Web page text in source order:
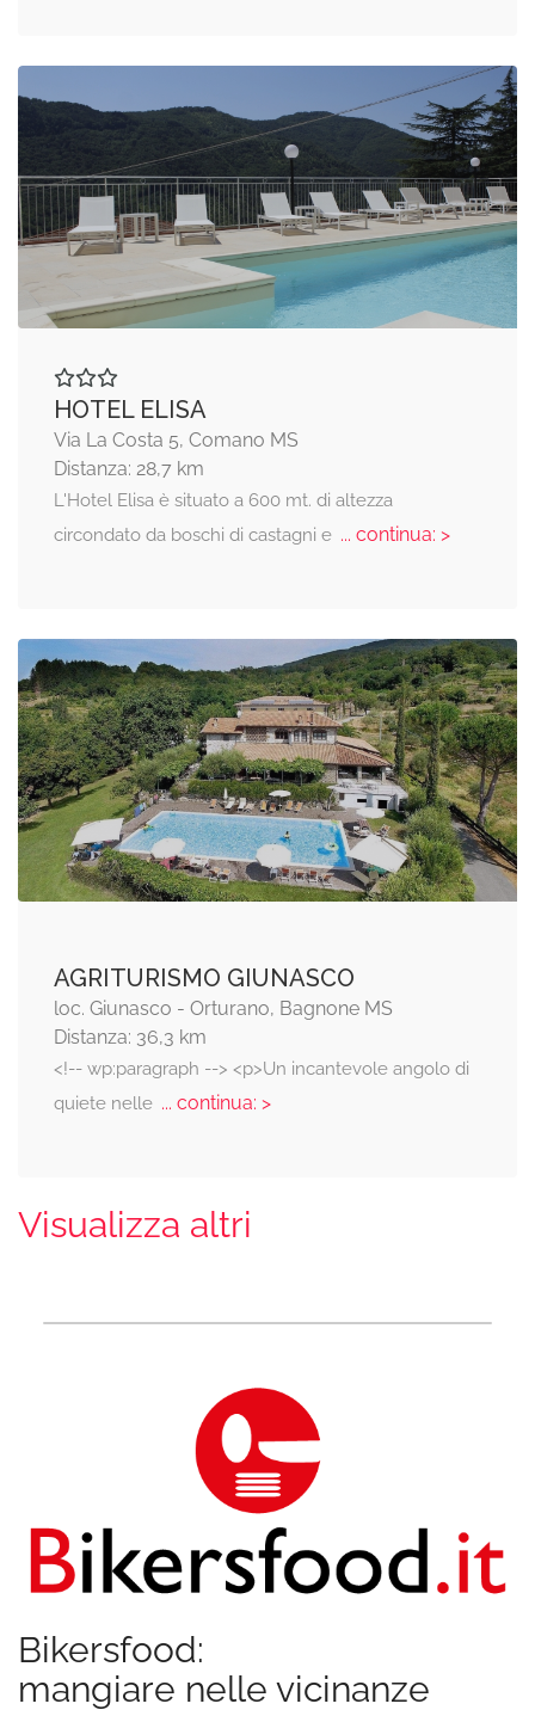
HOTEL ELISA
Via La Costa 5, Comano MS
Distanza: 28,7 km
L'Hotel Elisa è situato a 600 mt. di altezza
circondato da boschi di castagni e... continua: >
AGRITURISMO GIUNASCO
loc. Giunasco - Orturano, Bagnone MS
Distanza: 36,3 km
<!-- wp:paragraph --> <p>Un incantevole angolo di
quiete nelle... continua: >
Visualizza altri
Bikersfood:
mangiare nelle vicinanze